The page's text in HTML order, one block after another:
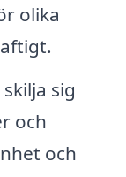
olika
sig
och
och